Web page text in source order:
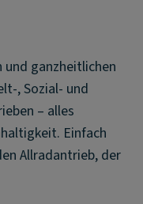
und ganzheitlichen
, Sozial- und
– alles
Einfach
Allradantrieb, der